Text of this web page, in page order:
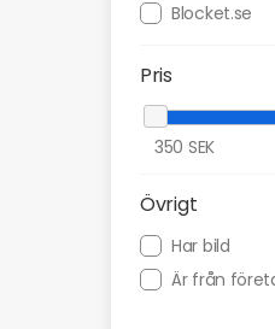
Blocket.se
Pris
350 SEK
Övrigt
Har bild
Är från